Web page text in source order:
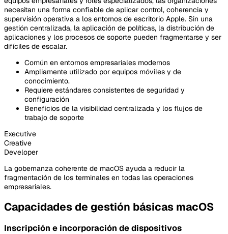
necesitan una forma confiable de aplicar control, coherencia y
supervisión operativa a los entornos de escritorio Apple. Sin una
gestión centralizada, la aplicación de políticas, la distribución de
aplicaciones y los procesos de soporte pueden fragmentarse y ser
difíciles de escalar.
Común en entornos empresariales modernos
Ampliamente utilizado por equipos móviles y de
conocimiento.
Requiere estándares consistentes de seguridad y
configuración
Beneficios de la visibilidad centralizada y los flujos de
trabajo de soporte
Executive
Creative
Developer
La gobernanza coherente de macOS ayuda a reducir la
fragmentación de los terminales en todas las operaciones
empresariales.
Capacidades de gestión básicas macOS
Inscripción e incorporación de dispositivos